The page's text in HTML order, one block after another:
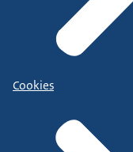
Cookies